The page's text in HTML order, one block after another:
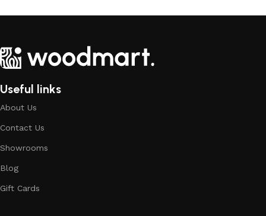
Useful links
About Us
Contact Us
Showrooms
Blog
Gift Cards